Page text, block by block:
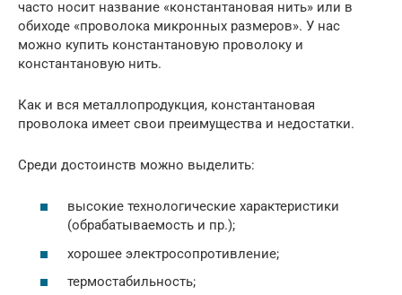
часто носит название «константановая нить» или в
обиходе «проволока микронных размеров». У нас
можно купить константановую проволоку и
константановую нить.
Как и вся металлопродукция, константановая
проволока имеет свои преимущества и недостатки.
Среди достоинств можно выделить:
высокие технологические характеристики
(обрабатываемость и пр.);
хорошее электросопротивление;
термостабильность;